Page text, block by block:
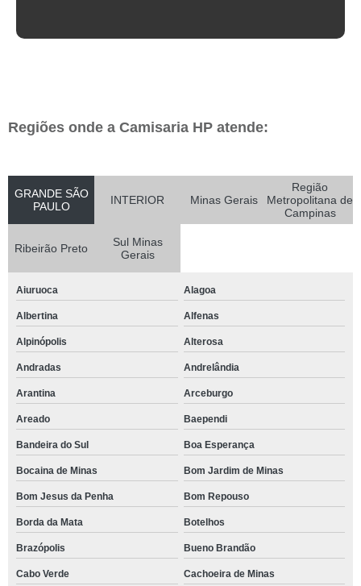
Regiões onde a Camisaria HP atende:
GRANDE SÃO
PAULO
INTERIOR Minas Gerais
Região
Metropolitana de
Campinas
Ribeirão Preto
Sul Minas
Gerais
Aiuruoca Alagoa
Albertina Alfenas
Alpinópolis Alterosa
Andradas Andrelândia
Arantina Arceburgo
Areado Baependi
Bandeira do Sul Boa Esperança
Bocaina de Minas Bom Jardim de Minas
Bom Jesus da Penha Bom Repouso
Borda da Mata Botelhos
Brazópolis Bueno Brandão
Cabo Verde Cachoeira de Minas